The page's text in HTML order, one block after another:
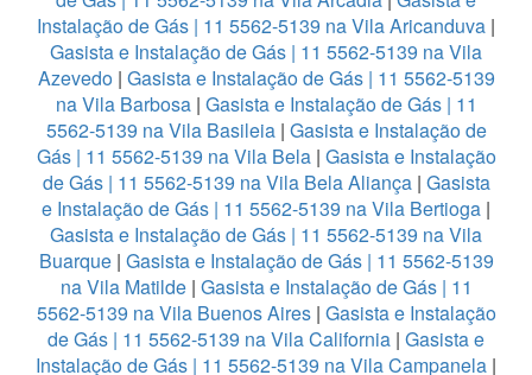
Instalação de Gás | 11 5562-5139 na Vila Aricanduva |
Gasista e Instalação de Gás | 11 5562-5139 na Vila
Azevedo| Gasista e Instalação de Gás | 11 5562-5139
na Vila Barbosa| Gasista e Instalação de Gás | 11
5562-5139 na Vila Basileia| Gasista e Instalação de
Gás | 11 5562-5139 na Vila Bela| Gasista e Instalação
de Gás | 11 5562-5139 na Vila Bela Aliança| Gasista
e Instalação de Gás | 11 5562-5139 na Vila Bertioga |
Gasista e Instalação de Gás | 11 5562-5139 na Vila
Buarque| Gasista e Instalação de Gás | 11 5562-5139
na Vila Matilde| Gasista e Instalação de Gás | 11
5562-5139 na Vila Buenos Aires| Gasista e Instalação
de Gás | 11 5562-5139 na Vila California | Gasista e
Instalação de Gás | 11 5562-5139 na Vila Campanela |